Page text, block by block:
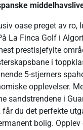
oase preget av ro,
La Finca Golf i
prestisjefylte
i
5-stjerners
opplevelser.
sandstrendene i
du det perfekte
bolig.